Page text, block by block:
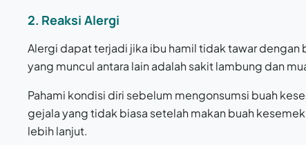
2. Reaksi Alergi
Alergi dapat terjadi jika ibu hamil tidak tawar dengan
yang muncul antara lain adalah sakit lambung dan
Pahami kondisi diri sebelum mengonsumsi buah
gejala yang tidak biasa setelah makan buah
lebih lanjut.